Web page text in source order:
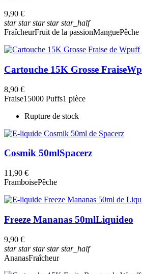
9,90 €
starstarstarstarstar_half
FraîcheurFruit de la passionManguePêche
Cartouche 15K Grosse Fraise
8,90 €
Fraise15000 Puffs1 pièce
Rupture de stock
Cosmik 50mlSpacerz
11,90 €
FramboisePêche
Freeze Mananas 50mlLiquideo
9,90 €
starstarstarstarstar_half
AnanasFraîcheur